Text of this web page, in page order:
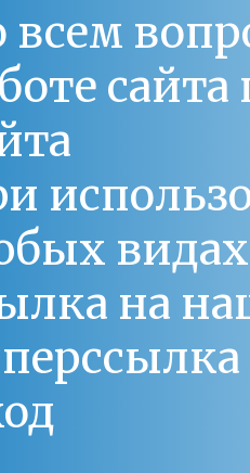
всем
на